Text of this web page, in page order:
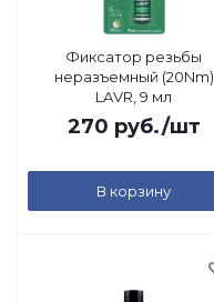
Фиксатор резьбы
неразъемный (20Nm)
LAVR, 9 мл
270 руб./шт
В корзину